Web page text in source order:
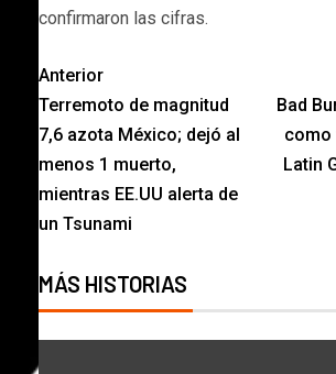
confirmaron las cifras.
Anterior
Terremoto de magnitud
7,6 azota México; dejó al
menos 1 muerto,
mientras EE.UU alerta de
un Tsunami
Bad
como
Latin
MÁS HISTORIAS